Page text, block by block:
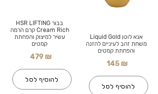
בבור HSR LIFTING
Cream Rich קרם הרמה
עשיר למיצוק והפחתת
קמטים
479 ₪
להוסיף לסל
אנא לוטן Liquid Gold
משחת זהב לעיניים להזנה
והפחתת קמטים
145 ₪
להוסיף לסל